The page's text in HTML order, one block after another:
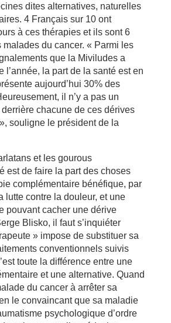
dites alternatives, naturelles
4 Français sur 10 ont
à ces thérapies et ils sont 6
malades du cancer. « Parmi les
que la Miviludes a
l’année, la part de la santé est en
aujourd’hui 30% des
il n’y a pas un
chacune de ces dérives
souligne le président de la
et les gourous
est de faire la part des choses
complémentaire bénéfique, par
lutte contre la douleur, et une
pouvant cacher une dérive
Blisko, il faut s’inquiéter
» impose de substituer sa
conventionnels suivis
toute la différence entre une
et une alternative. Quand
du cancer à arrêter sa
le convaincant que sa maladie
psychologique d’ordre